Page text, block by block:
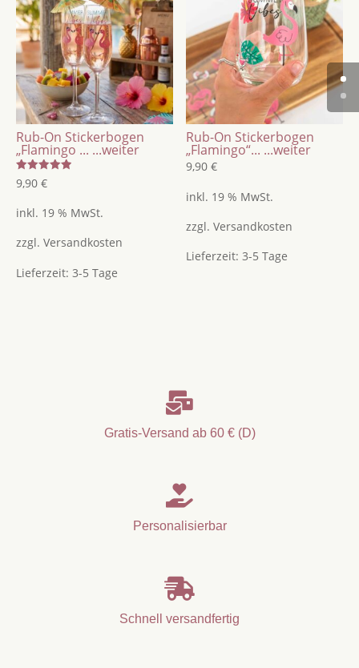
Rub-On Stickerbogen
„Flamingo ... ...weiter
Bewertet
mit
von 5
9,90 €
inkl. 19 % MwSt.
zzgl. Versandkosten
Lieferzeit: 3-5 Tage
Rub-On Stickerbogen
„Flamingo“... ...weiter
9,90€
inkl. 19 % MwSt.
zzgl.Versandkosten
Lieferzeit:3-5 Tage

Gratis-Versand ab 60 € (D)

Personalisierbar

Schnell versandfertig